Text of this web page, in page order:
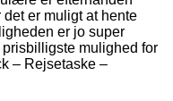
er muligt at hente
er jo super
mulighed for
– Rejsetaske –